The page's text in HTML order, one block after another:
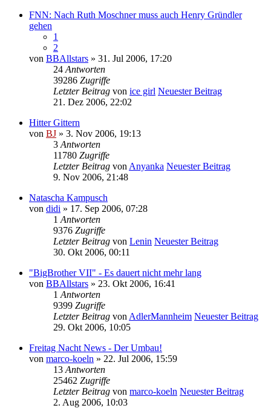
FNN: Nach Ruth Moschner muss auch Henry Gründler
gehen
1
2
von BBAllstars » 31. Jul 2006, 17:20
24 Antworten
39286 Zugriffe
Letzter Beitrag von ice girl Neuester Beitrag
21. Dez 2006, 22:02
Hitter Gittern
von BJ » 3. Nov 2006, 19:13
3 Antworten
11780 Zugriffe
Letzter Beitrag von Anyanka Neuester Beitrag
9. Nov 2006, 21:48
Natascha Kampusch
von didi » 17. Sep 2006, 07:28
1 Antworten
9376 Zugriffe
Letzter Beitrag von Lenin Neuester Beitrag
30. Okt 2006, 00:11
"BigBrother VII" - Es dauert nicht mehr lang
von BBAllstars » 23. Okt 2006, 16:41
1 Antworten
9399 Zugriffe
Letzter Beitrag von AdlerMannheim Neuester Beitrag
29. Okt 2006, 10:05
Freitag Nacht News - Der Umbau!
von marco-koeln » 22. Jul 2006, 15:59
13 Antworten
25462 Zugriffe
Letzter Beitrag von marco-koeln Neuester Beitrag
2. Aug 2006, 10:03